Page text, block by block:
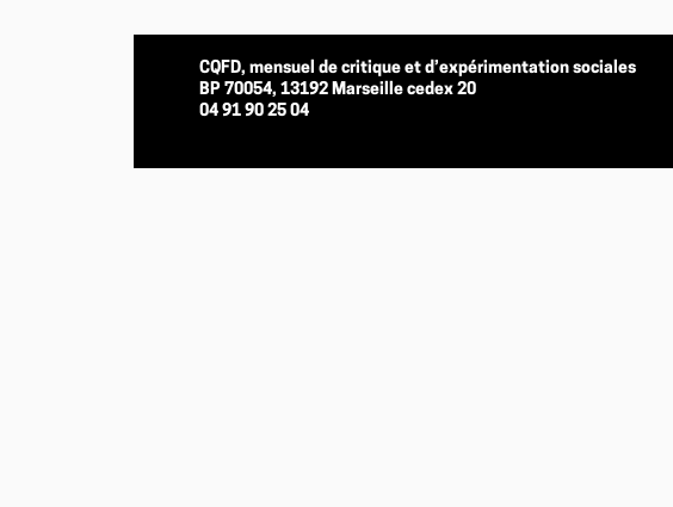
CQFD, mensuel de critique et d’expérimentation sociales
BP 70054, 13192 Marseille cedex 20
04 91 90 25 04